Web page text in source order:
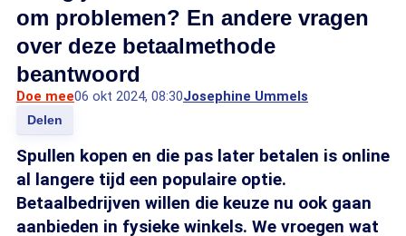
om problemen? En andere vragen
over deze betaalmethode
beantwoord
Doe mee06 okt 2024, 08:30Josephine Ummels
Delen
Spullen kopen en die pas later betalen is online
al langere tijd een populaire optie.
Betaalbedrijven willen die keuze nu ook gaan
aanbieden in fysieke winkels. We vroegen wat